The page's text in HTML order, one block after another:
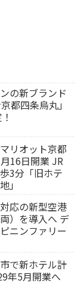
の新ブランド
都四条烏丸」
リオット京都
16日開業 JR
3分「旧ホテ
」
応の新型空港
）を導入へ デ
ニンファリー
で新ホテル計
年5月開業へ